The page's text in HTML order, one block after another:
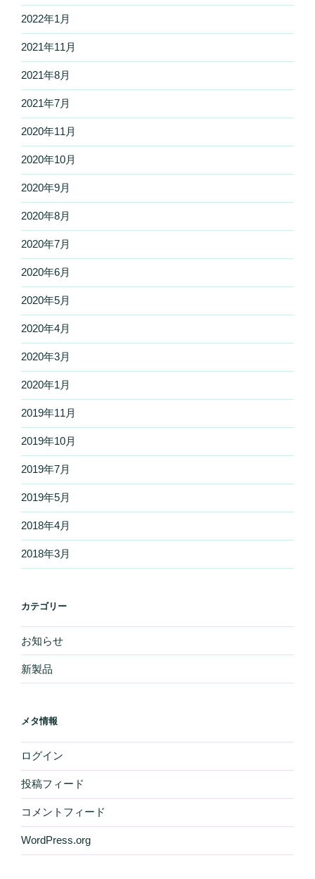
2022年1月
2021年11月
2021年8月
2021年7月
2020年11月
2020年10月
2020年9月
2020年8月
2020年7月
2020年6月
2020年5月
2020年4月
2020年3月
2020年1月
2019年11月
2019年10月
2019年7月
2019年5月
2018年4月
2018年3月
カテゴリー
お知らせ
新製品
メタ情報
ログイン
投稿フィード
コメントフィード
WordPress.org